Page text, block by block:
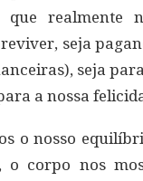
realmente
seja
seja
a nossa
o nosso
corpo nos